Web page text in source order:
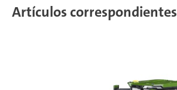
Artículos correspondientes